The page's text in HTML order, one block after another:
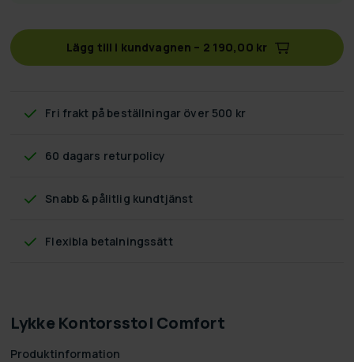
Lägg till i kundvagnen – 2 190,00 kr
Fri frakt på beställningar över 500 kr
60 dagars returpolicy
Snabb & pålitlig kundtjänst
Flexibla betalningssätt
Lykke Kontorsstol Comfort
Produktinformation